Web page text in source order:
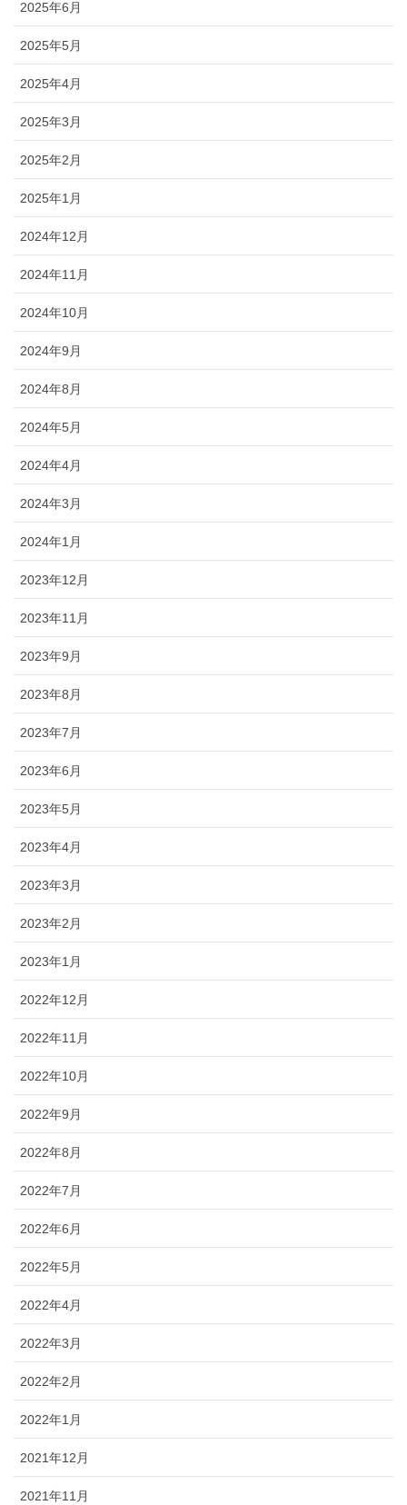
2025年6月
2025年5月
2025年4月
2025年3月
2025年2月
2025年1月
2024年12月
2024年11月
2024年10月
2024年9月
2024年8月
2024年5月
2024年4月
2024年3月
2024年1月
2023年12月
2023年11月
2023年9月
2023年8月
2023年7月
2023年6月
2023年5月
2023年4月
2023年3月
2023年2月
2023年1月
2022年12月
2022年11月
2022年10月
2022年9月
2022年8月
2022年7月
2022年6月
2022年5月
2022年4月
2022年3月
2022年2月
2022年1月
2021年12月
2021年11月